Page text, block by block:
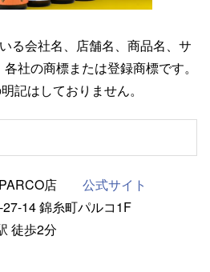
る会社名、店舗名、商品名、サ
社の商標または登録商標です。
記はしておりません。
店
公式サイト
14 錦糸町パルコ1F
徒歩2分